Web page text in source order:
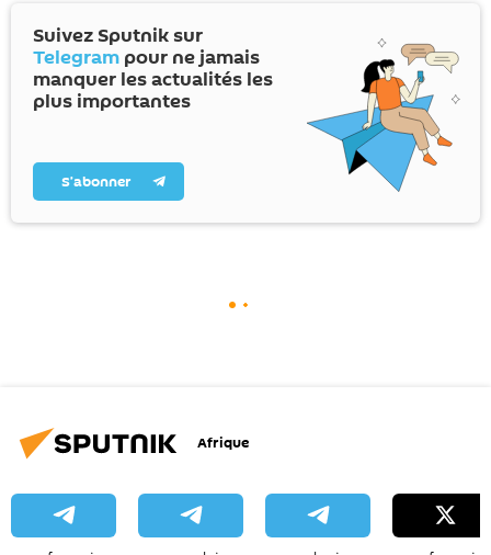
Suivez Sputnik sur
Telegram pour ne jamais
manquer les actualités les
plus importantes
S’abonner
Afrique